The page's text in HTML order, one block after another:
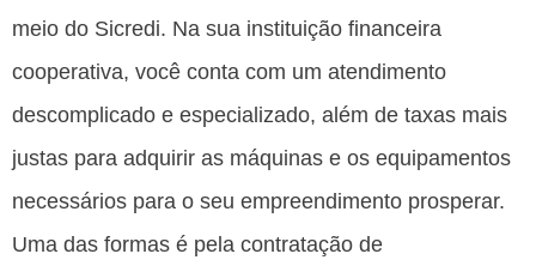
meio do Sicredi. Na sua instituição financeira
cooperativa, você conta com um atendimento
descomplicado e especializado, além de taxas mais
justas para adquirir as máquinas e os equipamentos
necessários para o seu empreendimento prosperar.
Uma das formas é pela contratação de